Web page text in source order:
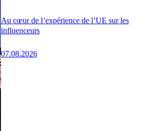
Au cœur de l’expérience de l’UE sur les
influenceurs
07.08.2026